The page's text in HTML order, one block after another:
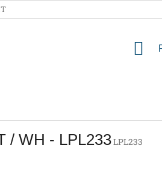
/ WH - LPL233LPL233